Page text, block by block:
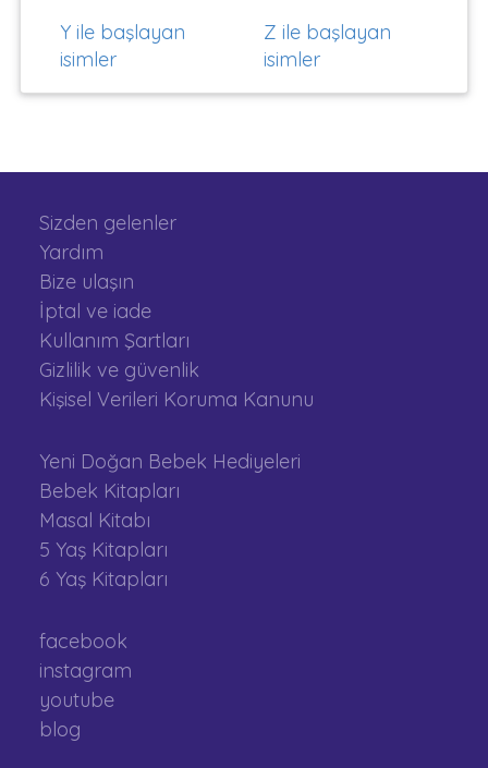
Y ile başlayan
isimler
Z ile başlayan
isimler
Sizden gelenler
Yardım
Bize ulaşın
İptal ve iade
Kullanım Şartları
Gizlilik ve güvenlik
Kişisel Verileri Koruma Kanunu
Yeni Doğan Bebek Hediyeleri
Bebek Kitapları
Masal Kitabı
5 Yaş Kitapları
6 Yaş Kitapları
facebook
instagram
youtube
blog